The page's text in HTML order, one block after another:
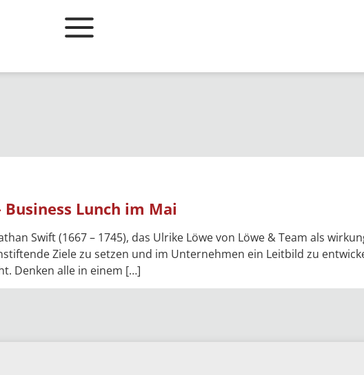
Lunch im Mai
Swift (1667 – 1745), das Ulrike Löwe von Löwe & Team als
Ziele zu setzen und im Unternehmen ein Leitbild zu
Denken alle in einem […]